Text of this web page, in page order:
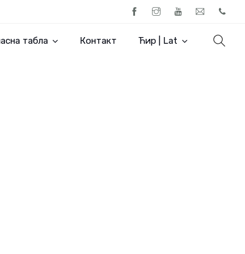
табла Контакт Ћир | Lat